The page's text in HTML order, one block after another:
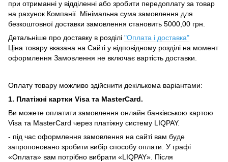
при отриманні у відділенні або зробити передоплату за товар
на рахунок Компанії. Мінімальна сума замовлення для
безкоштовної доставки замовлення становить 5000,00 грн.
Детальніше про доставку в розділі "Оплата і доставка"
Ціна товару вказана на Сайті у відповідному розділі на момент
оформлення Замовлення не включає вартість доставки.
Оплату товару можливо здійснити декількома варіантами:
1. Платіжні картки Visa та MasterCard.
Ви можете оплатити замовлення онлайн банківською картою
Visa та MasterCard через платіжну систему LIQPAY.
- під час оформлення замовлення на сайті вам буде
запропоновано зробити вибір способу оплати. У графі
«Оплата» вам потрібно вибрати «LIQPAY». Після